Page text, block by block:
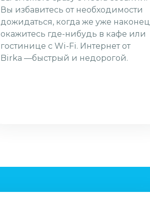
Вы избавитесь от необходимости
дожидаться, когда же уже наконец
окажитесь где-нибудь в кафе или
гостинице с Wi-Fi. Интернет от
Birka —быстрый и недорогой.